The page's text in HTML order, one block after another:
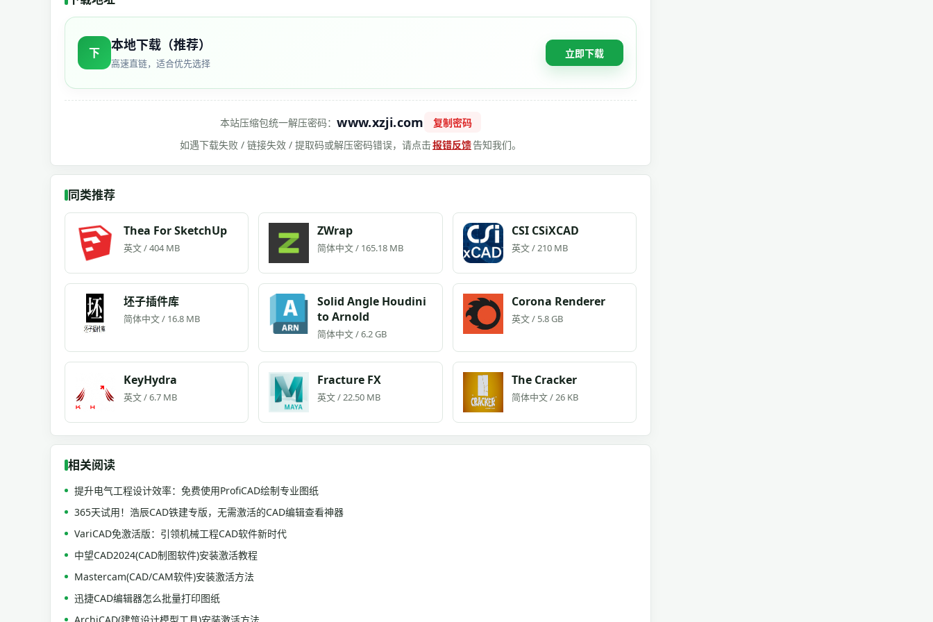
下
本地下载（推荐）
高速直链，适合优先选择
立即下载
本站压缩包统一解压密码：www.xzji.com
复制密码
如遇下载失败 / 链接失效 / 提取码或解压密码错误，请点击报错反馈告知我们。
同类推荐
Thea For SketchUp
英文 / 404 MB
ZWrap
简体中文 / 165.18 MB
CSI CSiXCAD
英文 / 210 MB
坯子插件库
简体中文 / 16.8 MB
Solid Angle Houdini
to Arnold
简体中文 / 6.2 GB
Corona Renderer
英文 / 5.8 GB
KeyHydra
英文 / 6.7 MB
Fracture FX
英文 / 22.50 MB
The Cracker
简体中文 / 26 KB
相关阅读
提升电气工程设计效率：免费使用ProfiCAD绘制专业图纸
365天试用！浩辰CAD铁建专版，无需激活的CAD编辑查看神器
VariCAD免激活版：引领机械工程CAD软件新时代
中望CAD2024(CAD制图软件)安装激活教程
Mastercam(CAD/CAM软件)安装激活方法
迅捷CAD编辑器怎么批量打印图纸